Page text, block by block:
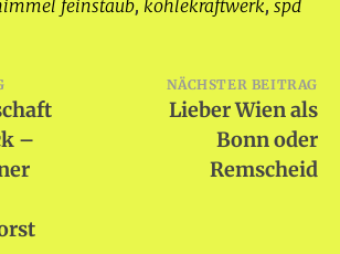
feinstaub, kohlekraftwerk, spd
–
NÄCHSTER BEITRAG
Lieber Wien als
Bonn oder
Remscheid